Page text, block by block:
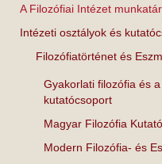
A Filozófiai Intézet
Intézeti osztályok és
Filozófiatörténet és
Gyakorlati filozófia és
kutatócsoport
Magyar Filozófia
Modern Filozófia- és